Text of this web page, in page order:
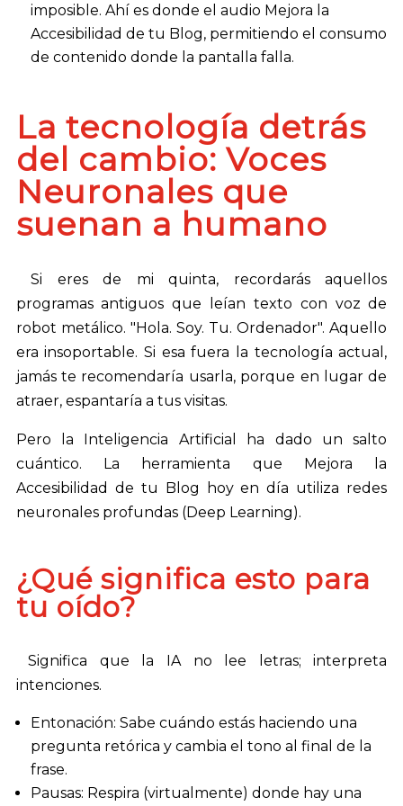
imposible. Ahí es donde el audio Mejora la
Accesibilidad de tu Blog, permitiendo el consumo
de contenido donde la pantalla falla.
La tecnología detrás
del cambio: Voces
Neuronales que
suenan a humano
Si eres de mi quinta, recordarás aquellos
programas antiguos que leían texto con voz de
robot metálico. "Hola. Soy. Tu. Ordenador". Aquello
era insoportable. Si esa fuera la tecnología actual,
jamás te recomendaría usarla, porque en lugar de
atraer, espantaría a tus visitas.
Pero la Inteligencia Artificial ha dado un salto
cuántico. La herramienta que Mejora la
Accesibilidad de tu Blog hoy en día utiliza redes
neuronales profundas (Deep Learning).
¿Qué significa esto para
tu oído?
Significa que la IA no lee letras; interpreta
intenciones.
Entonación: Sabe cuándo estás haciendo una
pregunta retórica y cambia el tono al final de la
frase.
Pausas: Respira (virtualmente) donde hay una